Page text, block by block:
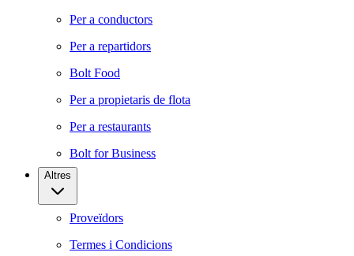
Per a conductors
Per a repartidors
Bolt Food
Per a propietaris de flota
Per a restaurants
Bolt for Business
Altres
Proveïdors
Termes i Condicions